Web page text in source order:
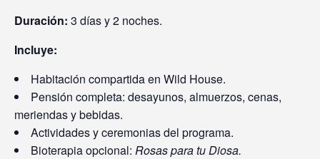
Duración: 3 días y 2 noches.
Incluye:
Habitación compartida en Wild House.
Pensión completa: desayunos, almuerzos, cenas,
meriendas y bebidas.
Actividades y ceremonias del programa.
Bioterapia opcional: Rosas para tu Diosa.